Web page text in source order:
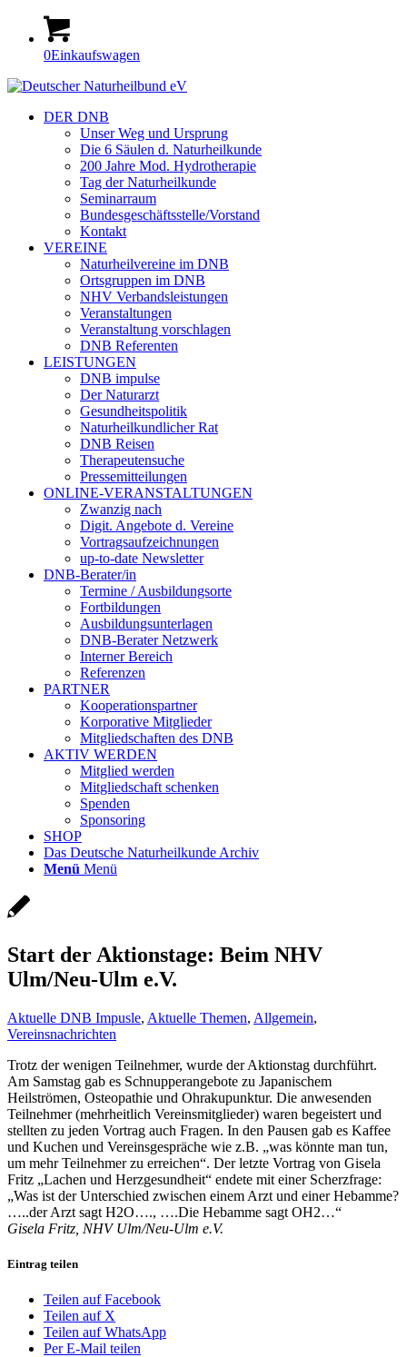
0Einkaufswagen
DER DNB
Unser Weg und Ursprung
Die 6 Säulen d. Naturheilkunde
200 Jahre Mod. Hydrotherapie
Tag der Naturheilkunde
Seminarraum
Bundesgeschäftsstelle/Vorstand
Kontakt
VEREINE
Naturheilvereine im DNB
Ortsgruppen im DNB
NHV Verbandsleistungen
Veranstaltungen
Veranstaltung vorschlagen
DNB Referenten
LEISTUNGEN
DNB impulse
Der Naturarzt
Gesundheitspolitik
Naturheilkundlicher Rat
DNB Reisen
Therapeutensuche
Pressemitteilungen
ONLINE-VERANSTALTUNGEN
Zwanzig nach
Digit. Angebote d. Vereine
Vortragsaufzeichnungen
up-to-date Newsletter
DNB-Berater/in
Termine / Ausbildungsorte
Fortbildungen
Ausbildungsunterlagen
DNB-Berater Netzwerk
Interner Bereich
Referenzen
PARTNER
Kooperationspartner
Korporative Mitglieder
Mitgliedschaften des DNB
AKTIV WERDEN
Mitglied werden
Mitgliedschaft schenken
Spenden
Sponsoring
SHOP
Das Deutsche Naturheilkunde Archiv
Menü Menü
Start der Aktionstage: Beim NHV
Ulm/Neu-Ulm e.V.
Aktuelle DNB Impusle, Aktuelle Themen, Allgemein,
Vereinsnachrichten
Trotz der wenigen Teilnehmer, wurde der Aktionstag durchführt.
Am Samstag gab es Schnupperangebote zu Japanischem
Heilströmen, Osteopathie und Ohrakupunktur. Die anwesenden
Teilnehmer (mehrheitlich Vereinsmitglieder) waren begeistert und
stellten zu jeden Vortrag auch Fragen. In den Pausen gab es Kaffee
und Kuchen und Vereinsgespräche wie z.B. „was könnte man tun,
um mehr Teilnehmer zu erreichen“. Der letzte Vortrag von Gisela
Fritz „Lachen und Herzgesundheit“ endete mit einer Scherzfrage:
„Was ist der Unterschied zwischen einem Arzt und einer Hebamme?
…..der Arzt sagt H2O…., ….Die Hebamme sagt OH2…“
Gisela Fritz, NHV Ulm/Neu-Ulm e.V.
Eintrag teilen
Teilen auf Facebook
Teilen auf X
Teilen auf WhatsApp
Per E-Mail teilen